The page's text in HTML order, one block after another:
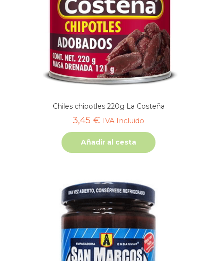
Chiles chipotles 220g La Costeña
3,45 € IVA Incluido
Añadir al cesta